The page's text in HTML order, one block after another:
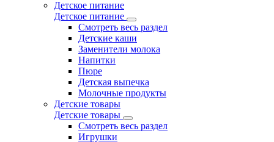
Детское питание
Детское питание
Смотреть весь раздел
Детские каши
Заменители молока
Напитки
Пюре
Детская выпечка
Молочные продукты
Детские товары
Детские товары
Смотреть весь раздел
Игрушки